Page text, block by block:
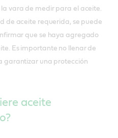
vara de medir para el aceite.
de aceite requerida, se puede
que se haya agregado
Es importante no llenar de
garantizar una protección
aceite